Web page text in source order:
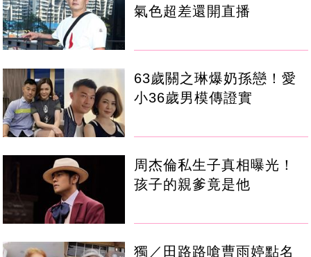
氣色超差還開直播
63歲關之琳爆奶孫戀！愛
小36歲男模傳證實
周杰倫私生子真相曝光！
孩子的親爹竟是他
獨／田路路嗆曹雨婷點名